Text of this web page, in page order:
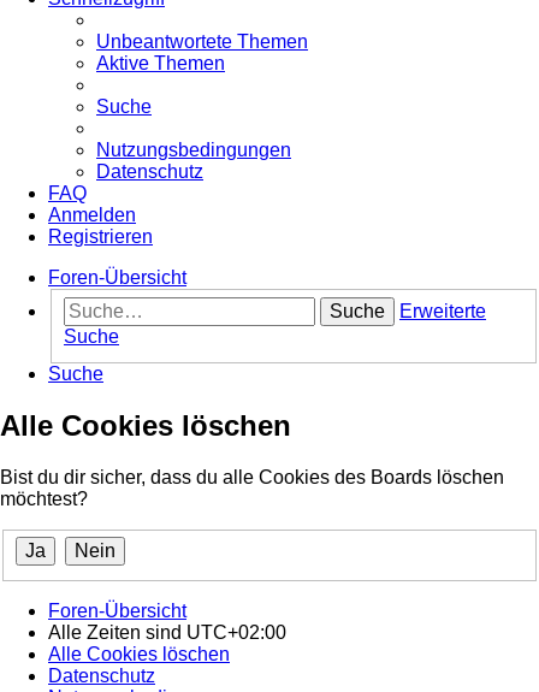
Unbeantwortete Themen
Aktive Themen
Suche
Nutzungsbedingungen
Datenschutz
FAQ
Anmelden
Registrieren
Foren-Übersicht
Suche
Erweiterte
Suche
Suche
Alle Cookies löschen
Bist du dir sicher, dass du alle Cookies des Boards löschen
möchtest?
Foren-Übersicht
Alle Zeiten sind UTC+02:00
Alle Cookies löschen
Datenschutz